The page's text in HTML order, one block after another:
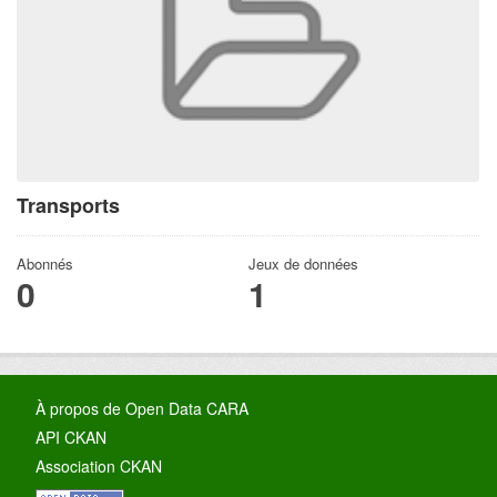
Transports
Abonnés
0
Jeux de données
1
À propos de Open Data CARA
API CKAN
Association CKAN